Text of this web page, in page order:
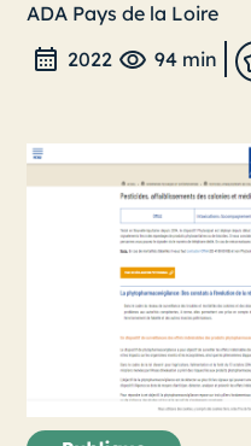
ADA Pays de la Loire
2022
94 min